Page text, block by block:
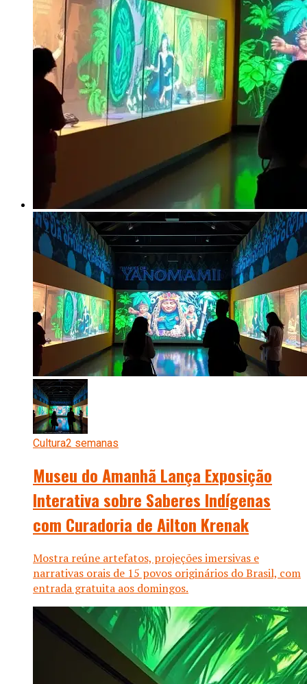
Cultura2 semanas
Museu do Amanhã Lança Exposição
Interativa sobre Saberes Indígenas
com Curadoria de Ailton Krenak
Mostra reúne artefatos, projeções imersivas e
narrativas orais de 15 povos originários do Brasil, com
entrada gratuita aos domingos.